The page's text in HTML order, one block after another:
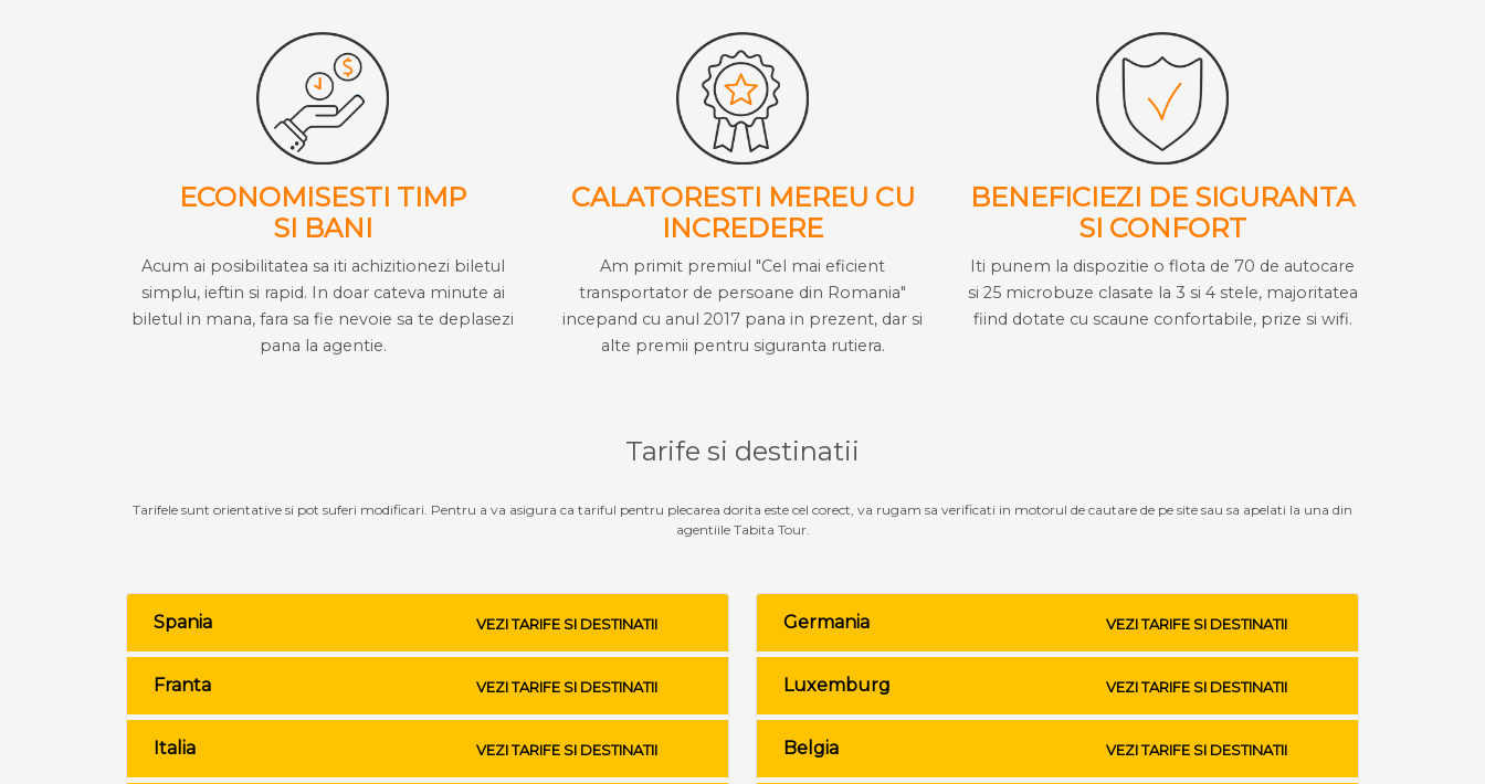
ECONOMISESTI TIMP
SI BANI
Acum ai posibilitatea sa iti achizitionezi biletul
simplu, ieftin si rapid. In doar cateva minute ai
biletul in mana, fara sa fie nevoie sa te deplasezi
pana la agentie.
CALATORESTI MEREU CU
INCREDERE
Am primit premiul "Cel mai eficient
transportator de persoane din Romania"
incepand cu anul 2017 pana in prezent, dar si
alte premii pentru siguranta rutiera.
BENEFICIEZI DE SIGURANTA
SI CONFORT
Iti punem la dispozitie o flota de 70 de autocare
si 25 microbuze clasate la 3 si 4 stele, majoritatea
fiind dotate cu scaune confortabile, prize si wifi.
Tarife si destinatii
Tarifele sunt orientative si pot suferi modificari. Pentru a va asigura ca tariful pentru plecarea dorita este cel corect, va rugam sa verificati in motorul de cautare de pe site sau sa apelati la una din
agentiile Tabita Tour.
Spania VEZI TARIFE SI DESTINATII
Franta VEZI TARIFE SI DESTINATII
Italia VEZI TARIFE SI DESTINATII
Germania VEZI TARIFE SI DESTINATII
Luxemburg VEZI TARIFE SI DESTINATII
Belgia VEZI TARIFE SI DESTINATII